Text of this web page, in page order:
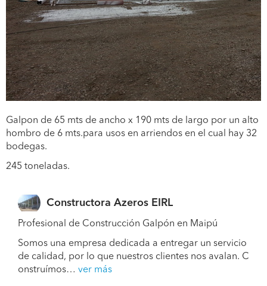
Galpon de 65 mts de ancho x 190 mts de largo por un alto
hombro de 6 mts.para usos en arriendos en el cual hay 32
bodegas.
245 toneladas.
Constructora Azeros EIRL
Profesional de Construcción Galpón en Maipú
Somos una empresa dedicada a entregar un servicio
de calidad, por lo que nuestros clientes nos avalan. C
onstruímos… ver más